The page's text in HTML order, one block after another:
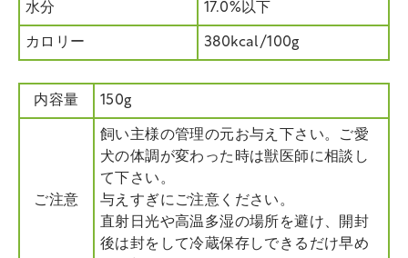
水分 17.0%以下
カロリー 380kcal/100g
内容量 150g
ご注意
飼い主様の管理の元お与え下さい。ご愛
犬の体調が変わった時は獣医師に相談し
て下さい。
与えすぎにご注意ください。
直射日光や高温多湿の場所を避け、開封
後は封をして冷蔵保存しできるだけ早め